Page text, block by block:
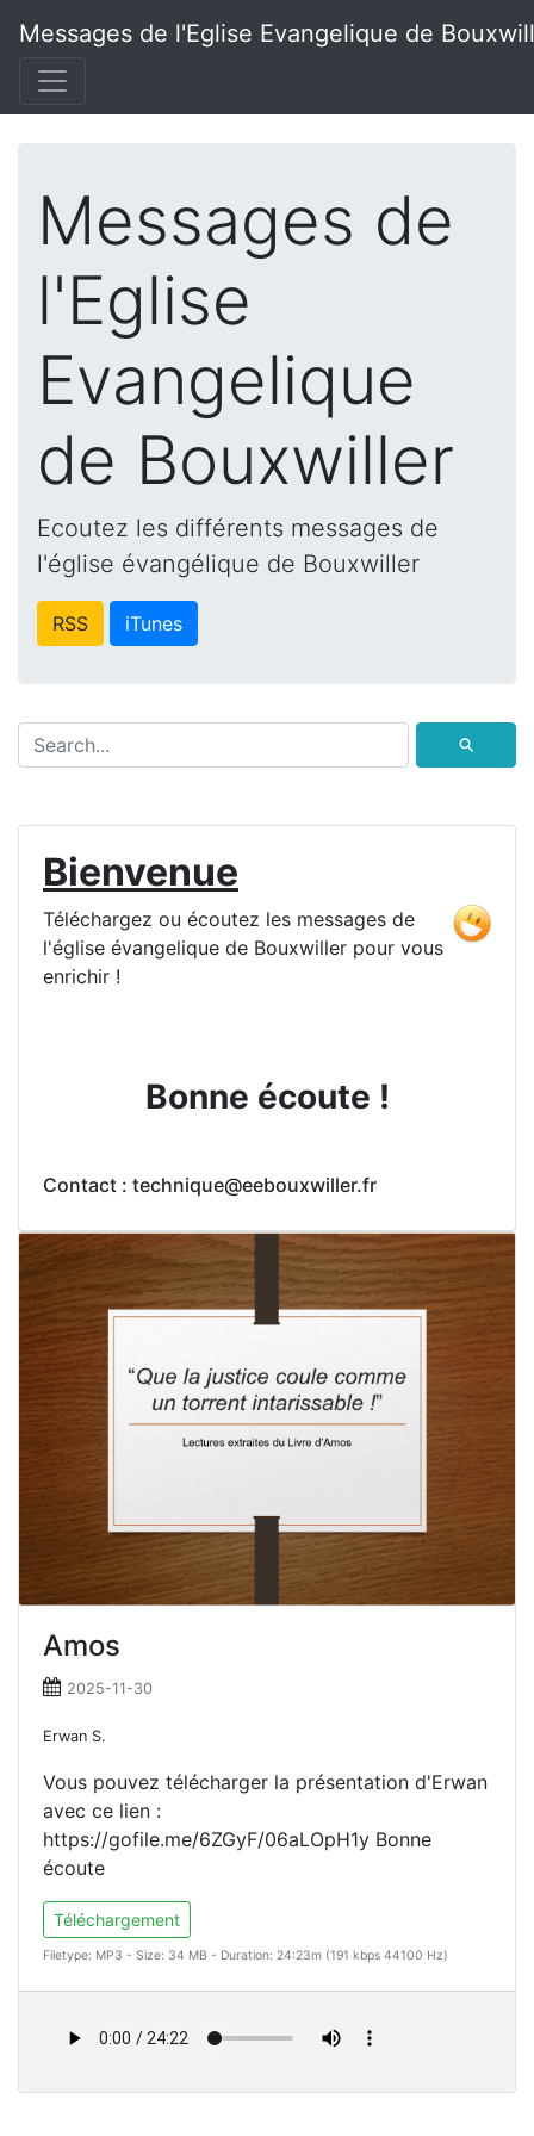
Messages de l'Eglise Evangelique de
Messages de
l'Eglise
Evangelique
de Bouxwiller
Ecoutez les différents messages de
l'église évangélique de Bouxwiller
RSS iTunes
⚲
Bienvenue
Téléchargez ou écoutez les messages de
l'église évangelique de Bouxwiller pour vous
enrichir !
Bonne écoute !
Contact : technique@eebouxwiller.fr
Amos
2025-11-30
Erwan S.
Vous pouvez télécharger la présentation d'Erwan
avec ce lien :
https://gofile.me/6ZGyF/06aLOpH1y Bonne
écoute
Téléchargement
Filetype: MP3 - Size: 34 MB - Duration: 24:23m (191 kbps 44100 Hz)